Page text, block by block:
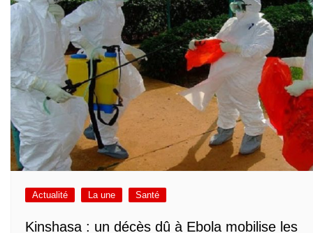
Actualité La une Santé
Kinshasa : un décès dû à Ebola mobilise les